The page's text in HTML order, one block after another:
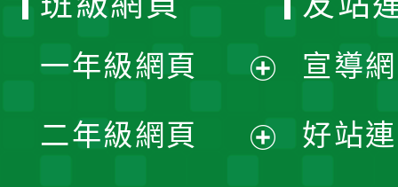
一年級網頁
開
二年級網頁
宣導
好站